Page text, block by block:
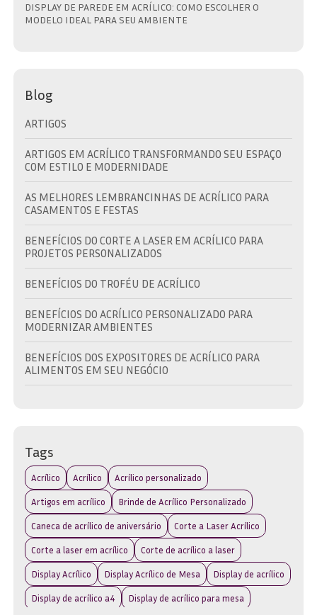
DISPLAY DE PAREDE EM ACRÍLICO: COMO ESCOLHER O
MODELO IDEAL PARA SEU AMBIENTE
Blog
ARTIGOS
ARTIGOS EM ACRÍLICO TRANSFORMANDO SEU ESPAÇO
COM ESTILO E MODERNIDADE
AS MELHORES LEMBRANCINHAS DE ACRÍLICO PARA
CASAMENTOS E FESTAS
BENEFÍCIOS DO CORTE A LASER EM ACRÍLICO PARA
PROJETOS PERSONALIZADOS
BENEFÍCIOS DO TROFÉU DE ACRÍLICO
BENEFÍCIOS DO ACRÍLICO PERSONALIZADO PARA
MODERNIZAR AMBIENTES
BENEFÍCIOS DOS EXPOSITORES DE ACRÍLICO PARA
ALIMENTOS EM SEU NEGÓCIO
SUA MARCA E EVENTO
BRINDE EM ACRÍLICO: DESCUBRA AS MELHORES OPÇÕES
PARA SUA MARCA
BRINDE EM ACRÍLICO: DESCUBRA COMO ESCOLHER O
IDEAL PARA SUA MARCA
BRINDE EM ACRÍLICO: IDEIAS CRIATIVAS PARA
PRESENTEAR
Tags
Acrílico Acrílico Acrílico personalizado
Artigos em acrílico Brinde de Acrílico Personalizado
Caneca de acrílico de aniversário Corte a Laser Acrílico
Corte a laser em acrílico Corte de acrílico a laser
Display Acrílico Display Acrílico de Mesa Display de acrílico
Display de acrílico a4 Display de acrílico para mesa